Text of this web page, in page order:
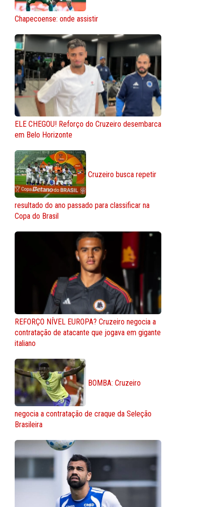
Chapecoense: onde assistir
ELE CHEGOU! Reforço do Cruzeiro desembarca
em Belo Horizonte
Cruzeiro busca repetir
resultado do ano passado para classificar na
Copa do Brasil
REFORÇO NÍVEL EUROPA? Cruzeiro negocia a
contratação de atacante que jogava em gigante
italiano
BOMBA: Cruzeiro
negocia a contratação de craque da Seleção
Brasileira